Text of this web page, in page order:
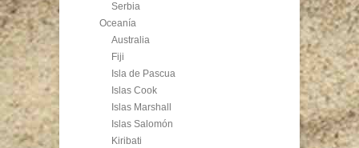
Serbia
Oceanía
Australia
Fiji
Isla de Pascua
Islas Cook
Islas Marshall
Islas Salomón
Kiribati